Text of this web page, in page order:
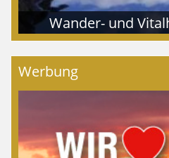
Wander- und
Werbung